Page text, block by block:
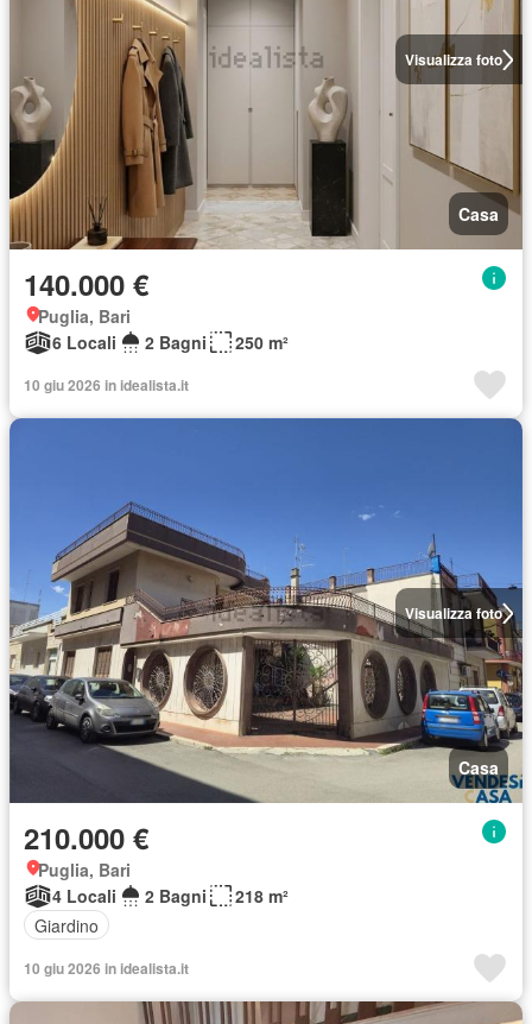
Visualizza foto
Casa
140.000 €
Puglia, Bari
6 Locali
2 Bagni 250 m²
10 giu 2026 in idealista.it
Visualizza foto
Casa
210.000 €
Puglia, Bari
4 Locali
2 Bagni
218 m²
Giardino
10 giu 2026 in idealista.it